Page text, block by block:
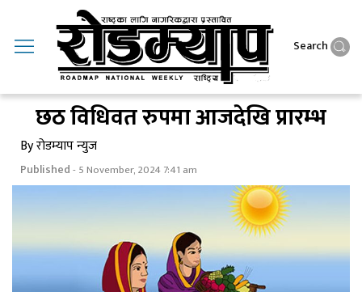
Search
छठ विधिवत रुपमा आजदेखि प्रारम्भ
By रोडम्याप न्युज
Published- 5 November, 2024 7:41 am